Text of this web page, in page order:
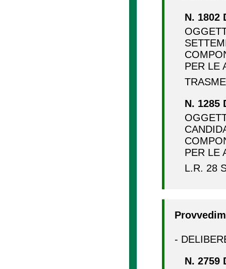
N. 1802
PER LE
N. 1285
PER LE
L.R. 28
-
N. 2759